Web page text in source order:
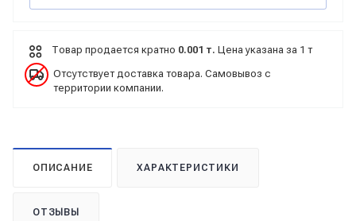
Товар продается кратно 0.001 т. Цена указана за 1 т
Отсутствует доставка товара. Самовывоз с
территории компании.
ОПИСАНИЕ ХАРАКТЕРИСТИКИ
ОТЗЫВЫ